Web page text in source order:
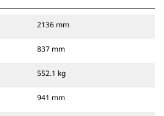
2136 mm
837 mm
552.1 kg
941 mm